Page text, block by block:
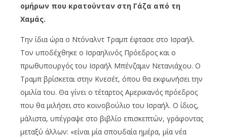
ομήρων που κρατούνταν στη Γάζα από τη
Χαμάς.
Την ίδια ώρα ο Ντόναλντ Τραμπ έφτασε στο Ισραήλ.
Τον υποδέχθηκε ο Ισραηλινός Πρόεδρος και ο
πρωθυπουργός του Ισραήλ Μπένζαμιν Νετανιάχου. Ο
Τραμπ βρίσκεται στην Κνεσέτ, όπου θα εκφωνήσει την
ομιλία του. Θα γίνει ο τέταρτος Αμερικανός πρόεδρος
που θα μιλήσει στο κοινοβούλιο του Ισραήλ. Ο ίδιος,
μάλιστα, υπέγραψε στο βιβλίο επισκεπτών, γράφοντας
μεταξύ άλλων: «είναι μία σπουδαία ημέρα, μία νέα